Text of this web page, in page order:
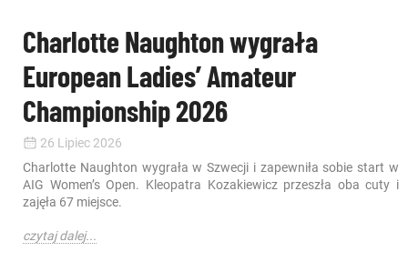
Charlotte Naughton wygrała
European Ladies’ Amateur
Championship 2026
26 Lipiec 2026
Charlotte Naughton wygrała w Szwecji i zapewniła sobie start w
AIG Women’s Open. Kleopatra Kozakiewicz przeszła oba cuty i
zajęła 67 miejsce.
czytaj dalej...